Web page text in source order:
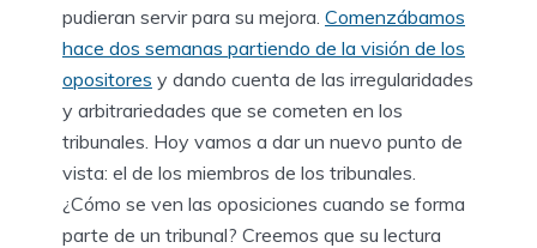
pudieran servir para su mejora. Comenzábamos
hace dos semanas partiendo de la visión de los
opositores y dando cuenta de las irregularidades
y arbitrariedades que se cometen en los
tribunales. Hoy vamos a dar un nuevo punto de
vista: el de los miembros de los tribunales.
¿Cómo se ven las oposiciones cuando se forma
parte de un tribunal? Creemos que su lectura